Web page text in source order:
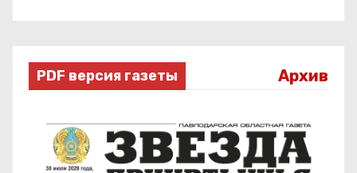
PDF версия газеты Архив